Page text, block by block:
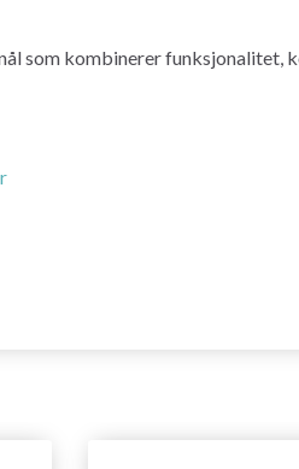
som kombinerer